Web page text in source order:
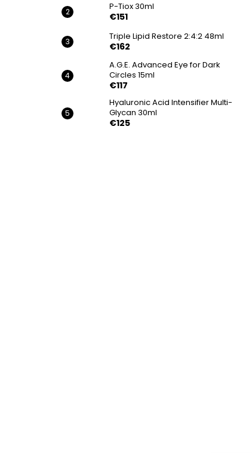
P-Tiox 30ml
€151
Triple Lipid Restore 2:4:2 48ml
€162
A.G.E. Advanced Eye for Dark
Circles 15ml
€117
Hyaluronic Acid Intensifier Multi-
Glycan 30ml
€125